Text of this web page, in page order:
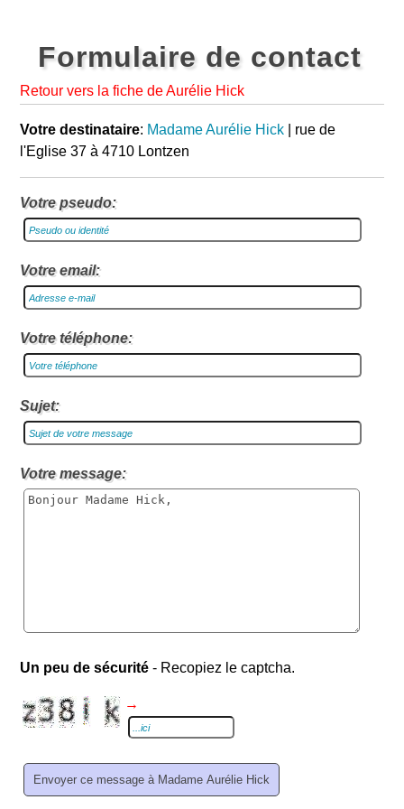
Formulaire de contact
Retour vers la fiche de Aurélie Hick
Votre destinataire: Madame Aurélie Hick | rue de
l'Eglise 37 à 4710 Lontzen
Votre pseudo:
Votre email:
Votre téléphone:
Sujet:
Votre message:
Un peu de sécurité - Recopiez le captcha.
→